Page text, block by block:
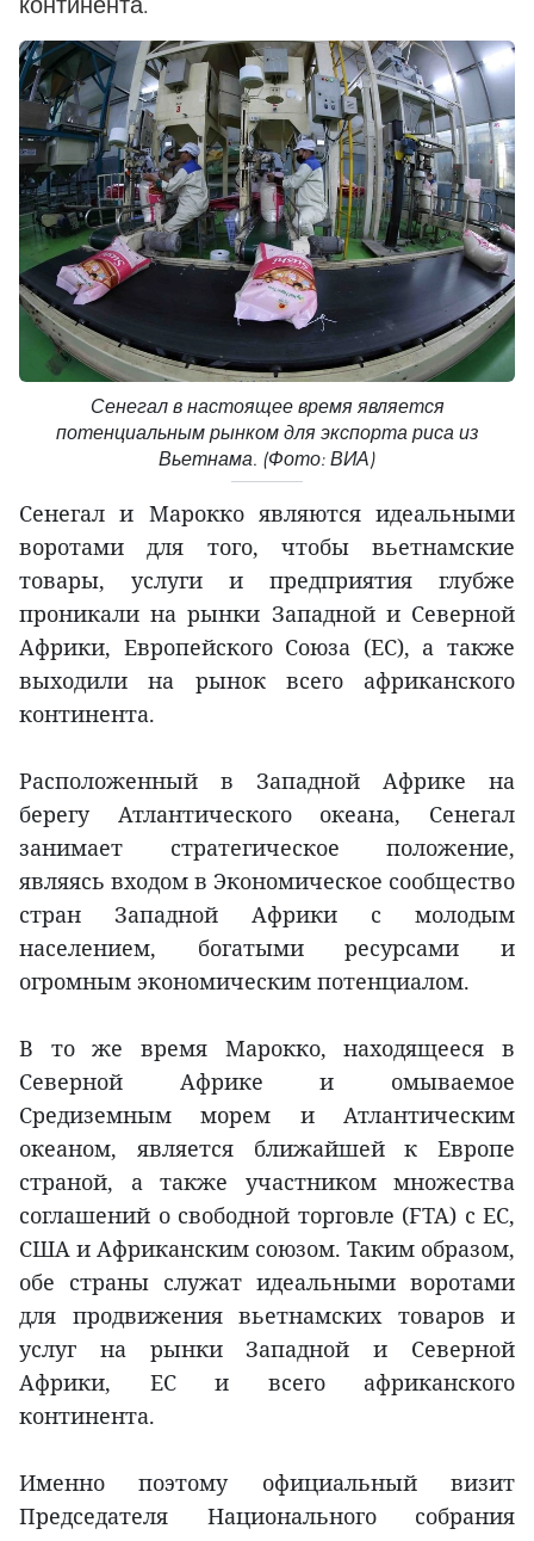
Сенегал в настоящее время является
потенциальным рынком для экспорта риса из
Вьетнама. (Фото: ВИА)
Сенегал и Марокко являются идеальными
воротами для того, чтобы вьетнамские
товары, услуги и предприятия глубже
проникали на рынки Западной и Северной
Африки, Европейского Союза (ЕС), а также
выходили на рынок всего африканского
континента.
Расположенный в Западной Африке на
берегу Атлантического океана, Сенегал
занимает стратегическое положение,
являясь входом в Экономическое сообщество
стран Западной Африки с молодым
населением, богатыми ресурсами и
огромным экономическим потенциалом.
В то же время Марокко, находящееся в
Северной Африке и омываемое
Средиземным морем и Атлантическим
океаном, является ближайшей к Европе
страной, а также участником множества
соглашений о свободной торговле (FTA) с ЕС,
США и Африканским союзом. Таким образом,
обе страны служат идеальными воротами
для продвижения вьетнамских товаров и
услуг на рынки Западной и Северной
Африки, ЕС и всего африканского
континента.
Именно поэтому официальный визит
Председателя Национального собрания